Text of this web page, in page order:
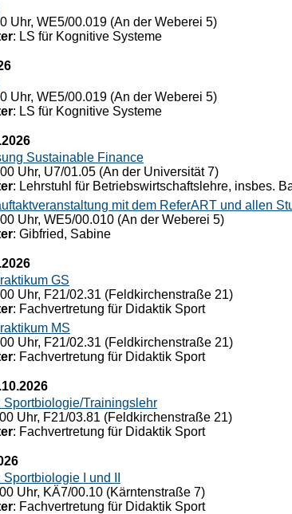
Uhr, WE5/00.019 (An der Weberei 5)
: LS für Kognitive Systeme
Uhr, WE5/00.019 (An der Weberei 5)
: LS für Kognitive Systeme
Sustainable Finance
Uhr, U7/01.05 (An der Universität 7)
: Lehrstuhl für Betriebswirtschaftslehre, insbes.
mit dem ReferART und allen
Uhr, WE5/00.010 (An der Weberei 5)
: Gibfried, Sabine
GS
Uhr, F21/02.31 (Feldkirchenstraße 21)
: Fachvertretung für Didaktik Sport
MS
Uhr, F21/02.31 (Feldkirchenstraße 21)
: Fachvertretung für Didaktik Sport
Sportbiologie/Trainingslehr
Uhr, F21/03.81 (Feldkirchenstraße 21)
: Fachvertretung für Didaktik Sport
I und II
Uhr, KÄ7/00.10 (Kärntenstraße 7)
: Fachvertretung für Didaktik Sport